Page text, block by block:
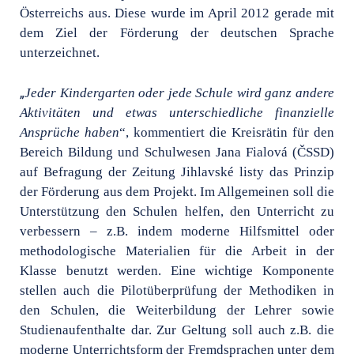
Österreichs aus. Diese wurde im April 2012 gerade mit
dem Ziel der Förderung der deutschen Sprache
unterzeichnet.
„Jeder Kindergarten oder jede Schule wird ganz andere
Aktivitäten und etwas unterschiedliche finanzielle
Ansprüche haben“, kommentiert die Kreisrätin für den
Bereich Bildung und Schulwesen Jana Fialová (ČSSD)
auf Befragung der Zeitung Jihlavské listy das Prinzip
der Förderung aus dem Projekt. Im Allgemeinen soll die
Unterstützung den Schulen helfen, den Unterricht zu
verbessern – z.B. indem moderne Hilfsmittel oder
methodologische Materialien für die Arbeit in der
Klasse benutzt werden. Eine wichtige Komponente
stellen auch die Pilotüberprüfung der Methodiken in
den Schulen, die Weiterbildung der Lehrer sowie
Studienaufenthalte dar. Zur Geltung soll auch z.B. die
moderne Unterrichtsform der Fremdsprachen unter dem